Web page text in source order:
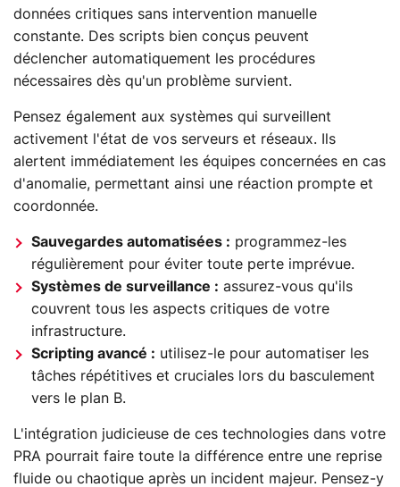
données critiques sans intervention manuelle
constante. Des scripts bien conçus peuvent
déclencher automatiquement les procédures
nécessaires dès qu'un problème survient.
Pensez également aux systèmes qui surveillent
activement l'état de vos serveurs et réseaux. Ils
alertent immédiatement les équipes concernées en cas
d'anomalie, permettant ainsi une réaction prompte et
coordonnée.
Sauvegardes automatisées : programmez-les
régulièrement pour éviter toute perte imprévue.
Systèmes de surveillance : assurez-vous qu'ils
couvrent tous les aspects critiques de votre
infrastructure.
Scripting avancé : utilisez-le pour automatiser les
tâches répétitives et cruciales lors du basculement
vers le plan B.
L'intégration judicieuse de ces technologies dans votre
PRA pourrait faire toute la différence entre une reprise
fluide ou chaotique après un incident majeur. Pensez-y